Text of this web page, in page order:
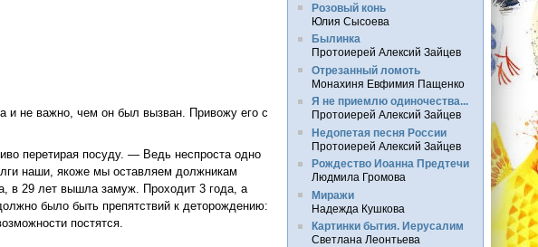
и не важно, чем он был вызван. Привожу его с
перетирая посуду. — Ведь неспроста одно
наши, якоже мы оставляем должникам
в 29 лет вышла замуж. Проходит 3 года, а
было быть препятствий к деторождению:
постятся.
Розовый конь
Юлия Сысоева
Былинка
Протоиерей Алексий Зайцев
Отрезанный ломоть
Монахиня Евфимия Пащенко
Я не приемлю одиночества...
Протоиерей Алексий Зайцев
Недопетая песня России
Протоиерей Алексий Зайцев
Рождество Иоанна Предтечи
Людмила Громова
Миражи
Надежда Кушкова
Картинки бытия. Иерусалим
Светлана Леонтьева